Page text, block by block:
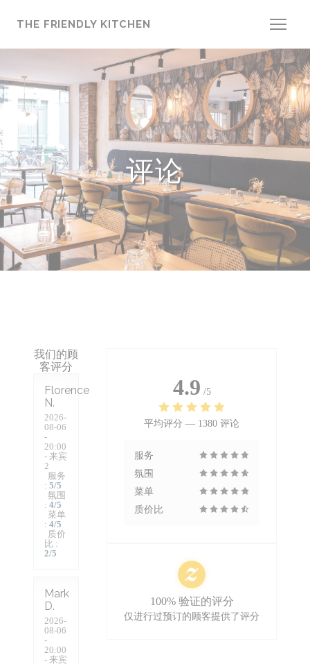
THE FRIENDLY KITCHEN
评论
我们的顾
客评分
Florence
N
2026-
08-06
-
20:00
- 来宾
2
服务
: 5/5
氛围
: 4/5
菜单
: 4/5
质价
比 :
2/5
Mark
D
2026-
08-06
-
20:00
- 来宾
4.9 /5
平均评分 — 1380 评论
服务
氛围
菜单
质价比
100% 验证的评分
仅进行过预订的顾客提供了评分